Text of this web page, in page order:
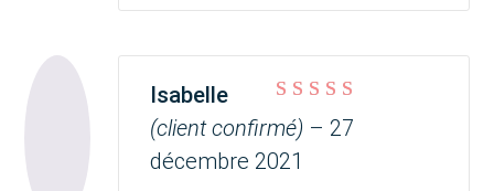
Note sur 5
Isabelle
(client confirmé) – 27
décembre 2021